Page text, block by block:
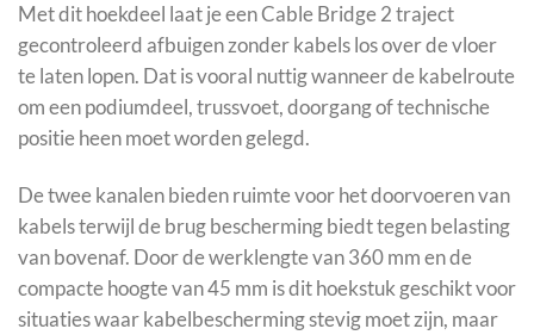
Met dit hoekdeel laat je een Cable Bridge 2 traject
gecontroleerd afbuigen zonder kabels los over de vloer
te laten lopen. Dat is vooral nuttig wanneer de kabelroute
om een podiumdeel, trussvoet, doorgang of technische
positie heen moet worden gelegd.
De twee kanalen bieden ruimte voor het doorvoeren van
kabels terwijl de brug bescherming biedt tegen belasting
van bovenaf. Door de werklengte van 360 mm en de
compacte hoogte van 45 mm is dit hoekstuk geschikt voor
situaties waar kabelbescherming stevig moet zijn, maar